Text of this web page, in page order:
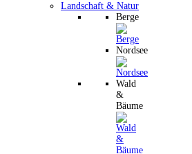
Landschaft & Natur
Berge
Nordsee
Wald
&
Bäume